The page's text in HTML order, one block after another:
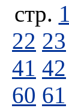
стp. 1
22 23
41 42
60 61